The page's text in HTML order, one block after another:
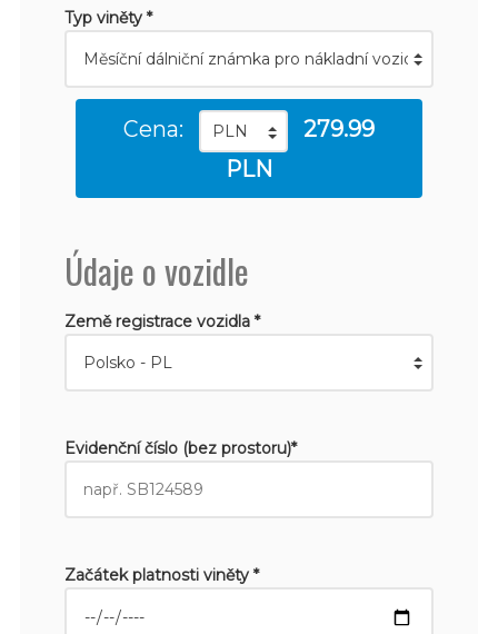
Typ viněty *
Cena:
279.99
PLN
Údaje o vozidle
Země registrace vozidla *
Evidenční číslo (bez prostoru)*
Začátek platnosti viněty *